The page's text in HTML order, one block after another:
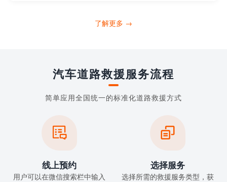
了解更多 →
汽车道路救援服务流程
简单应用全国统一的标准化道路救援方式

线上预约
用户可以在微信搜索栏中输入

选择服务
选择所需的救援服务类型，获